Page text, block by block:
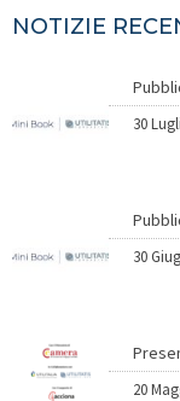
NOTIZIE
30
30
20